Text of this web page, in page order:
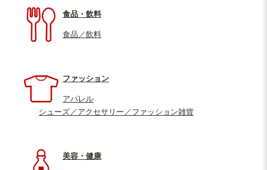
食品・飲料
食品／飲料
ファッション
アパレル
シューズ／アクセサリー／ファッション雑貨
美容・健康